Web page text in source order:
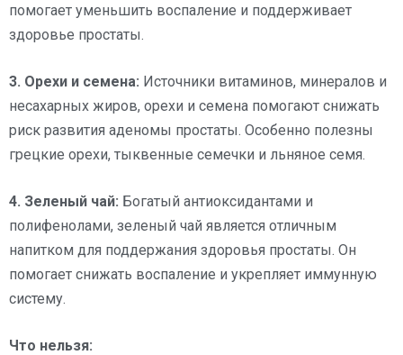
помогает уменьшить воспаление и поддерживает
здоровье простаты.
3. Орехи и семена: Источники витаминов, минералов и
несахарных жиров, орехи и семена помогают снижать
риск развития аденомы простаты. Особенно полезны
грецкие орехи, тыквенные семечки и льняное семя.
4. Зеленый чай: Богатый антиоксидантами и
полифенолами, зеленый чай является отличным
напитком для поддержания здоровья простаты. Он
помогает снижать воспаление и укрепляет иммунную
систему.
Что нельзя: